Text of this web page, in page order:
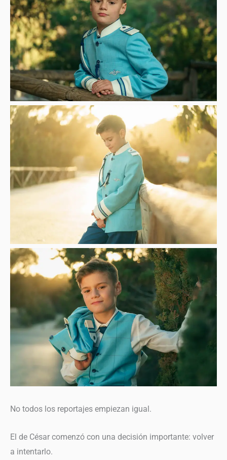
No todos los reportajes empiezan igual.
El de César comenzó con una decisión importante: volver
a intentarlo.